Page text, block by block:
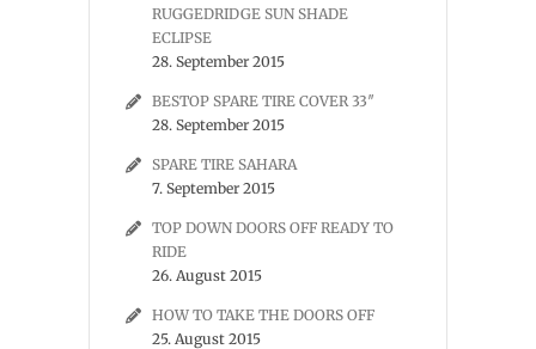
RUGGEDRIDGE SUN SHADE
ECLIPSE
28. September 2015
BESTOP SPARE TIRE COVER 33″
28. September 2015
SPARE TIRE SAHARA
7. September 2015
TOP DOWN DOORS OFF READY TO
RIDE
26. August 2015
HOW TO TAKE THE DOORS OFF
25. August 2015